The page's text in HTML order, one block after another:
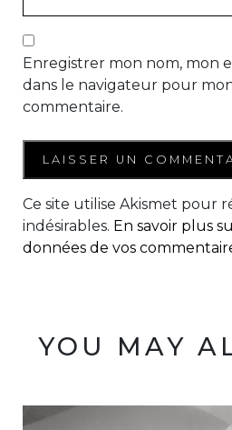
Enregistrer mon nom, mon
dans le navigateur pour
commentaire.
Ce site utilise Akismet pour
indésirables. En savoir plus
données de vos
YOU MAY